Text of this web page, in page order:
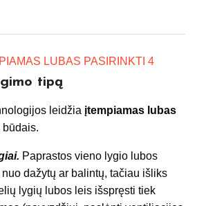
tipą
leidžia įtempiamas lubas
būdais.
Paprastos vieno lygio lubos
dažytų ar balintų, tačiau išliks
lygių lubos leis išspręsti tiek